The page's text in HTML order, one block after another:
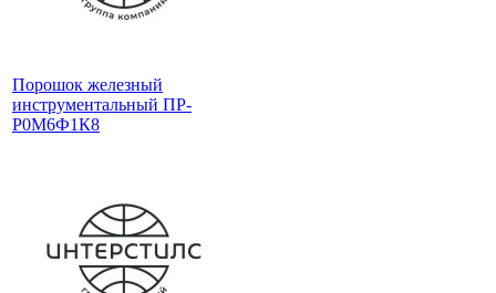
Порошок железный
инструментальный ПР-
Р0М6Ф1К8